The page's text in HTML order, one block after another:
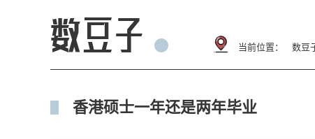
当前位置： 数豆
香港硕士一年还是两年毕业